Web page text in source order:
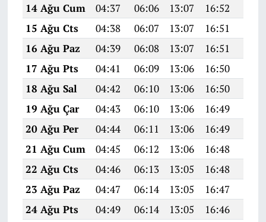
14 Ağu Cum
04:37 06:06 13:07 16:52
15 Ağu Cts
04:38 06:07 13:07 16:51
16 Ağu Paz
04:39 06:08 13:07 16:51
17 Ağu Pts
04:41 06:09 13:06 16:50
18 Ağu Sal
04:42 06:10 13:06 16:50
19 Ağu Çar
04:43 06:10 13:06 16:49
20 Ağu Per
04:44 06:11 13:06 16:49
21 Ağu Cum
04:45 06:12 13:06 16:48
22 Ağu Cts
04:46 06:13 13:05 16:48
23 Ağu Paz
04:47 06:14 13:05 16:47
24 Ağu Pts
04:49 06:14 13:05 16:46